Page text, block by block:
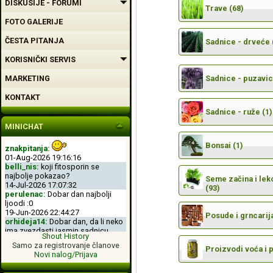
DISKUSIJE - FORUMI
FOTO GALERIJE
ČESTA PITANJA
KORISNIČKI SERVIS
MARKETING
KONTAKT
MINICHAT
znakpitanja:
01-Aug-2026 19:16:16
belli_nis: koji fitosporin se
najbolje pokazao?
14-Jul-2026 17:07:32
perulenac: Dobar dan najbolji
ljoodi :0
19-Jun-2026 22:44:27
orhideja14: Dobar dan, da li neko
ima zvezdasti jasmin sadnicu.
04-Jun-2026 11:50:00
perulenac:Dobro veche dobri
ljoodi :-D
26-May-2026 23:11:49
Shout History
Samo za registrovanje članove
Novi nalog/Prijava
Trave (68)
Sadnice - drveće
Sadnice -
Sadnice - ruže (1)
Bonsai (1)
Seme začina i
(93)
Posude i
Proizvodi voća i